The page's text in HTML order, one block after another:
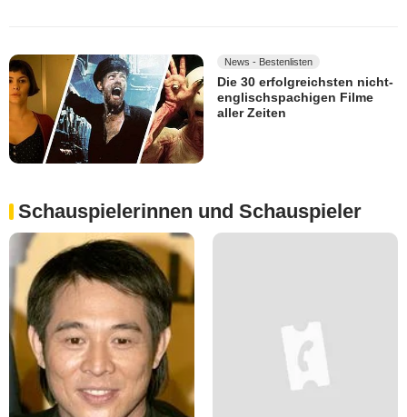
News - Bestenlisten
Die 30 erfolgreichsten nicht-
englischspachigen Filme
aller Zeiten
Schauspielerinnen und Schauspieler